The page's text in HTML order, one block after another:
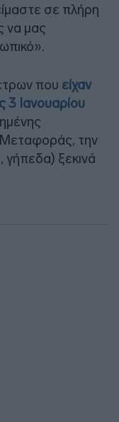
σε πλήρη
να μας
που είχαν
3 Ιανουαρίου
την
γήπεδα) ξεκινά